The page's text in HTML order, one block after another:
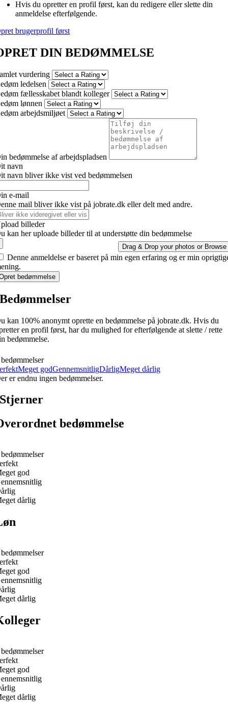
Hvis du opretter en profil først, kan du redigere eller slette din
anmeldelse efterfølgende.
brugerprofil først
DIN BEDØMMELSE
vurdering
ledelsen
fællesskabet blandt kolleger
lønnen
arbejdsmiljøet
bedømmelse af arbejdspladsen
navn
navn bliver ikke vist ved bedømmelsen
e-mail
mail bliver ikke vist på jobrate.dk eller delt med andre.
billeder
kan her uploade billeder til at understøtte din bedømmelse
Drag & Drop your photos or Browse
Denne anmeldelse er baseret på min egen erfaring og er min
bedømmelse
Bedømmelser
kan 100% anonymt oprette en bedømmelse på jobrate.dk. Hvis du
en profil først, har du mulighed for efterfølgende at slette / rette
bedømmelse.
Meget godGennemsnitligDårligMeget dårlig
er endnu ingen bedømmelser.
Stjerner
bedømmelse
god
dårlig
god
dårlig
god
dårlig